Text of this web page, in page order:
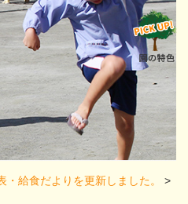
・給食だよりを更新しました。
>